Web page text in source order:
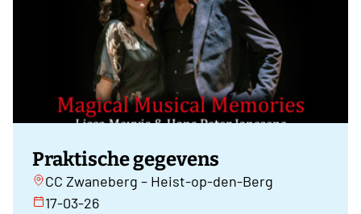
Praktische gegevens
CC Zwaneberg – Heist-op-den-Berg
17-03-26